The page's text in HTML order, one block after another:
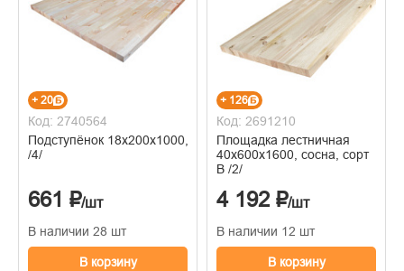
+ 20
Код: 2740564
Подступёнок 18х200х1000, сорт Экстра
/4/
661 ₽/шт
В наличии 28 шт
В корзину
+ 126
Код: 2691210
Площадка лестничная
40x600x1600, сосна, сорт
В /2/
4 192 ₽/шт
В наличии 12 шт
В корзину